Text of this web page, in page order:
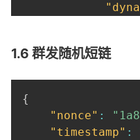
"domain":
}
1.6 群发随机短链
{
"nonce" :
"timestamp" :